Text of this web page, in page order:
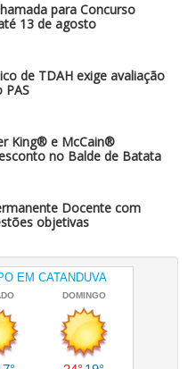
para Concurso
13 de agosto
de TDAH exige avaliação
PAS
King® e McCain®
no Balde de Batata
Docente com
objetivas